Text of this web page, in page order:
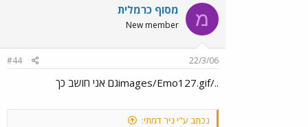
מ מסוף כרמלית
New member
22/3/06
#44
../images/Emo127.gifגם אני חושב כך
נכתב ע"י ניר דמתי: